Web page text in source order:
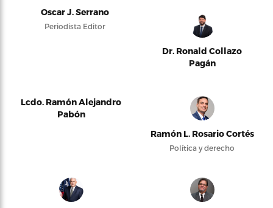
Oscar J. Serrano
Periodista Editor
Dr. Ronald Collazo
Pagán
Lcdo. Ramón Alejandro
Pabón
Ramón L. Rosario Cortés
Política y derecho